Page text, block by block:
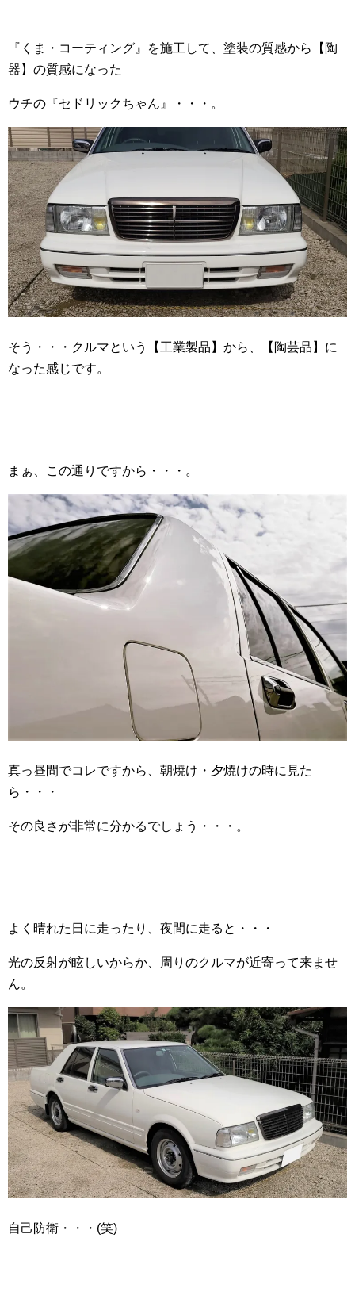
『くま・コーティング』を施工して、塗装の質感から【陶
器】の質感になった
ウチの『セドリックちゃん』・・・。
そう・・・クルマという【工業製品】から、【陶芸品】に
なった感じです。
まぁ、この通りですから・・・。
真っ昼間でコレですから、朝焼け・夕焼けの時に見た
ら・・・
その良さが非常に分かるでしょう・・・。
よく晴れた日に走ったり、夜間に走ると・・・
光の反射が眩しいからか、周りのクルマが近寄って来ませ
ん。
自己防衛・・・(笑)